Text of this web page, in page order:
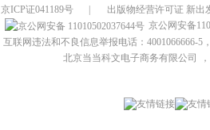
京ICP证041189号
出版物经营许可证 新出
京公网安备
互联网违法和不良信息举报电话：4001066666-5
北京当当科文电子商务有限公司